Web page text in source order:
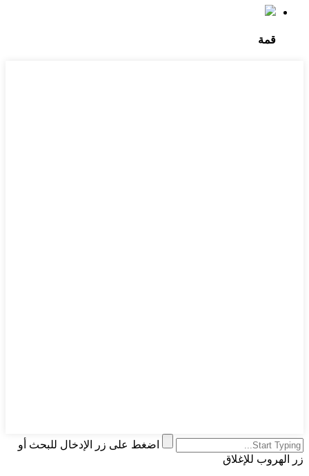
قمة
اضغط على زر الإدخال للبحث أو
زر الهروب للإغلاق